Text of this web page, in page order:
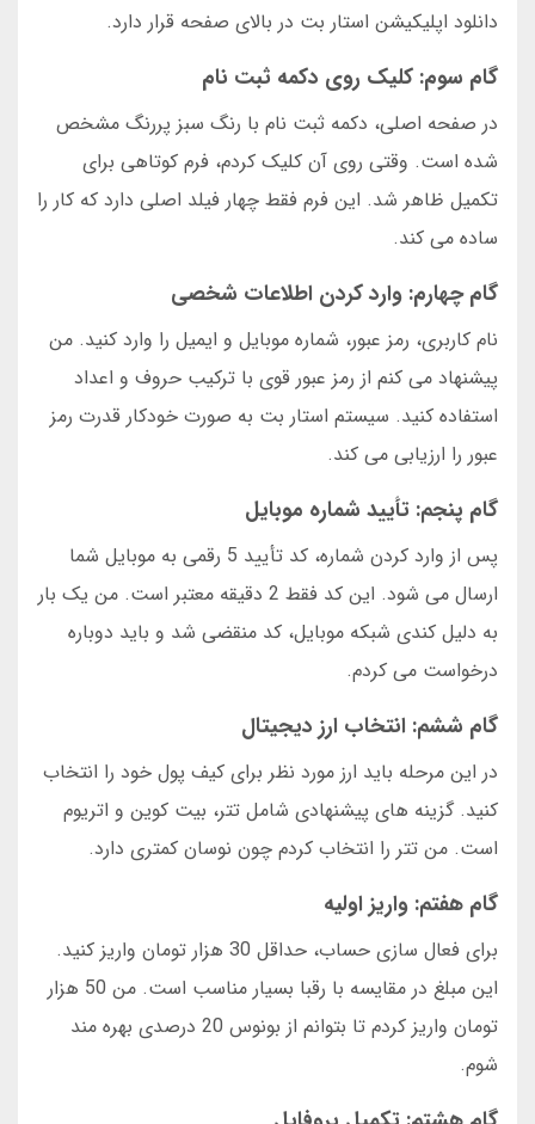
دانلود اپلیکیشن استار بت در بالای صفحه قرار دارد.
گام سوم: کلیک روی دکمه ثبت نام
در صفحه اصلی، دکمه ثبت نام با رنگ سبز پررنگ مشخص
شده است. وقتی روی آن کلیک کردم، فرم کوتاهی برای
تکمیل ظاهر شد. این فرم فقط چهار فیلد اصلی دارد که کار را
ساده می کند.
گام چهارم: وارد کردن اطلاعات شخصی
نام کاربری، رمز عبور، شماره موبایل و ایمیل را وارد کنید. من
پیشنهاد می کنم از رمز عبور قوی با ترکیب حروف و اعداد
استفاده کنید. سیستم استار بت به صورت خودکار قدرت رمز
عبور را ارزیابی می کند.
گام پنجم: تأیید شماره موبایل
پس از وارد کردن شماره، کد تأیید 5 رقمی به موبایل شما
ارسال می شود. این کد فقط 2 دقیقه معتبر است. من یک بار
به دلیل کندی شبکه موبایل، کد منقضی شد و باید دوباره
درخواست می کردم.
گام ششم: انتخاب ارز دیجیتال
در این مرحله باید ارز مورد نظر برای کیف پول خود را انتخاب
کنید. گزینه های پیشنهادی شامل تتر، بیت کوین و اتریوم
است. من تتر را انتخاب کردم چون نوسان کمتری دارد.
گام هفتم: واریز اولیه
برای فعال سازی حساب، حداقل 30 هزار تومان واریز کنید.
این مبلغ در مقایسه با رقبا بسیار مناسب است. من 50 هزار
تومان واریز کردم تا بتوانم از بونوس 20 درصدی بهره مند
شوم.